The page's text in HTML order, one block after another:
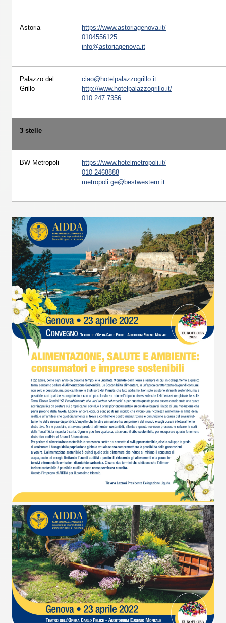
Astoria
https://www.astoriagenova.it/
0104556125
info@astoriagenova.it
Palazzo del
Grillo
ciao@hotelpalazzogrillo.it
http://www.hotelpalazzogrillo.it/
010 247 7356
3 stelle
BW Metropoli
https://www.hotelmetropoli.it/
010 2468888
metropoli.ge@bestwestern.it